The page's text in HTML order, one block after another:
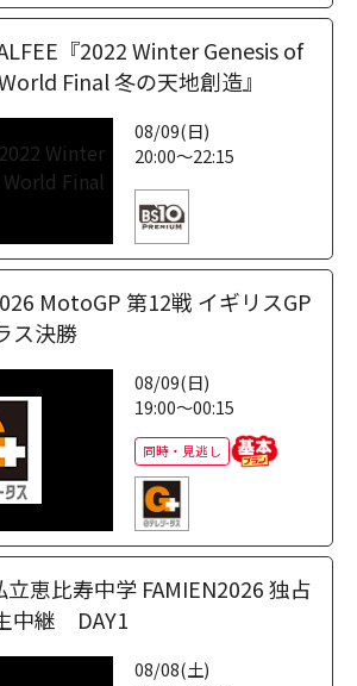
『2022 Winter Genesis of
Final 冬の天地創造』
08/09(日)
20:00～22:15
MotoGP 第12戦 イギリスGP
ス決勝
08/09(日)
19:00～00:15
同時・見逃し
恵比寿中学 FAMIEN2026 独占
中継 DAY1
08/08(土)